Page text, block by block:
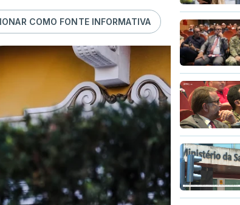
COMO FONTE INFORMATIVA